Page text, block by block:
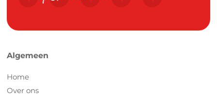
Algemeen
Home
Over ons